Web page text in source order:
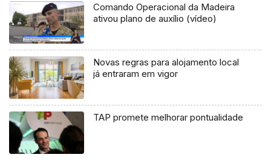
Comando Operacional da Madeira
ativou plano de auxílio (vídeo)
Novas regras para alojamento local
já entraram em vigor
TAP promete melhorar pontualidade